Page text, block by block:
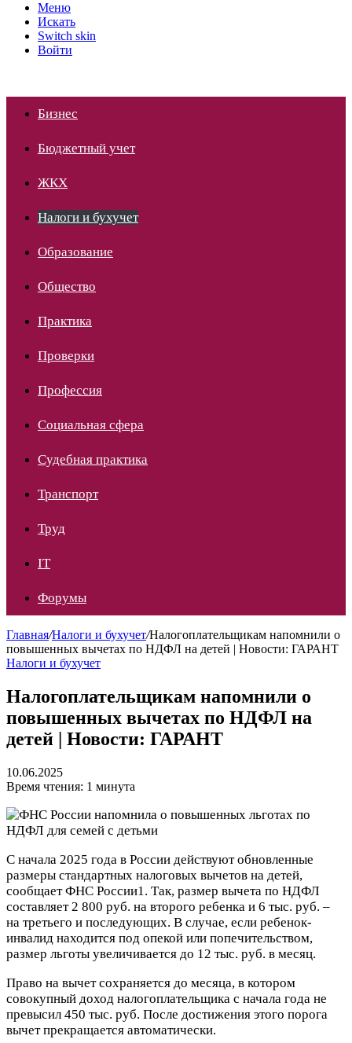
Меню
Искать
Switch skin
Войти
Бизнес
Бюджетный учет
ЖКХ
Налоги и бухучет
Образование
Общество
Практика
Проверки
Профессия
Социальная сфера
Судебная практика
Транспорт
Труд
IT
Форумы
Главная/Налоги и бухучет/Налогоплательщикам напомнили о
повышенных вычетах по НДФЛ на детей | Новости: ГАРАНТ
Налоги и бухучет
Налогоплательщикам напомнили о
повышенных вычетах по НДФЛ на
детей | Новости: ГАРАНТ
10.06.2025
Время чтения: 1 минута
С начала 2025 года в России действуют обновленные
размеры стандартных налоговых вычетов на детей,
сообщает ФНС России1. Так, размер вычета по НДФЛ
составляет 2 800 руб. на второго ребенка и 6 тыс. руб. –
на третьего и последующих. В случае, если ребенок-
инвалид находится под опекой или попечительством,
размер льготы увеличивается до 12 тыс. руб. в месяц.
Право на вычет сохраняется до месяца, в котором
совокупный доход налогоплательщика с начала года не
превысил 450 тыс. руб. После достижения этого порога
вычет прекращается автоматически.